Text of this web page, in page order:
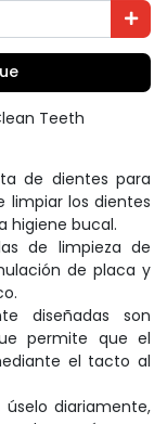
Teeth
de dientes para
los dientes
higiene bucal.
de limpieza de
de placa y
diseñadas son
permite que el
el tacto al
diariamente,